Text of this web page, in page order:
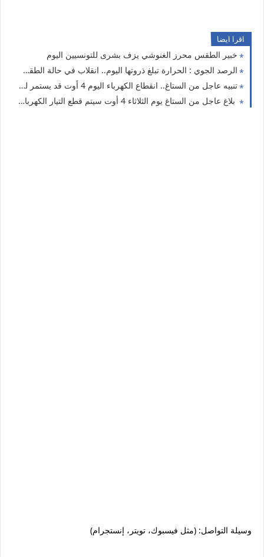
اقرا ايضا
خبير الطقس محرز الغنوشي يزف بشرى للتونسيين اليوم
الرصد الجوي : الحرارة تبلغ ذروتها اليوم.. انقلاب في حالة الطقس بعد ساعات.. أمطار رعدية قادمة تشمل هذه الولايات
تنبيه عاجل من الستاغ.. انقطاع الكهرباء اليوم 4 أوت قد يستمر لساعتين في هذه الولايات
بلاغ عاجل من الستاغ يوم الثلاثاء 4 أوت سيتم قطع التيار الكهربائي عن هذه الولايات
وسيلة التواصل: (مثل فيسبوك، تويتر، إنستجرام)